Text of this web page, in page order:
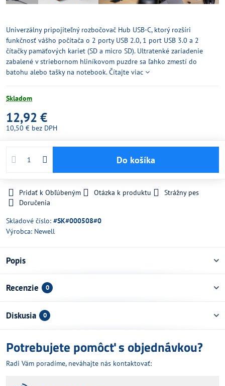
Univerzálny pripojiteľný rozbočovač Hub USB-C, ktorý rozšíri
funkčnosť vášho počítača o 2 porty USB 2.0, 1 port USB 3.0 a 2
čítačky pamäťových kariet (SD a micro SD). Ultratenké zariadenie
zabalené v striebornom hliníkovom puzdre sa ľahko zmestí do
batohu alebo tašky na notebook.Čítajte viac
Skladom
12,92 €
10,50 € bez DPH
Do košíka
Pridať k Obľúbeným Otázka k produktu
Strážny pes
Doručenia
Skladové číslo: #SK#000508#0
Výrobca: Newell
Popis
Recenzie 0
Diskusia 0
Potrebujete pomôcť s objednávkou?
Radi Vám poradíme, neváhajte nás kontaktovať: